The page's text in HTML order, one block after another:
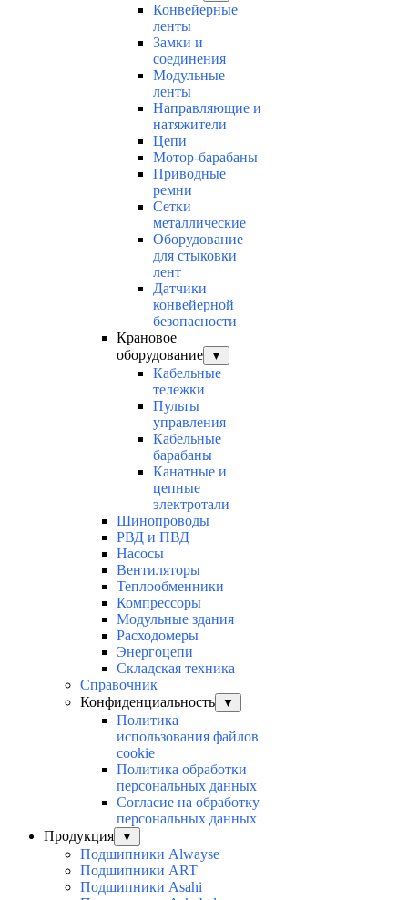
Конвейерные
ленты
Замки и
соединения
Модульные
ленты
Направляющие и
натяжители
Цепи
Мотор-барабаны
Приводные
ремни
Сетки
металлические
Оборудование
для стыковки
лент
Датчики
конвейерной
безопасности
Крановое
оборудование
▼
Кабельные
тележки
Пульты
управления
Кабельные
барабаны
Канатные и
цепные
электротали
Шинопроводы
РВД и ПВД
Насосы
Вентиляторы
Теплообменники
Компрессоры
Модульные здания
Расходомеры
Энергоцепи
Складская техника
Справочник
Конфиденциальность
▼
Политика
использования файлов
cookie
Политика обработки
персональных данных
Согласие на обработку
персональных данных
Продукция
▼
Подшипники Alwayse
Подшипники ART
Подшипники Asahi